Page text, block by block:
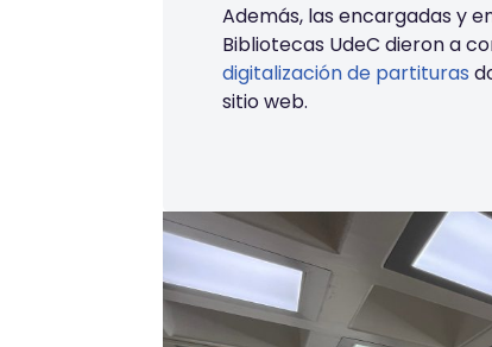
Además, las encargadas y
Bibliotecas UdeC dieron a
digitalización de partituras
sitio web.